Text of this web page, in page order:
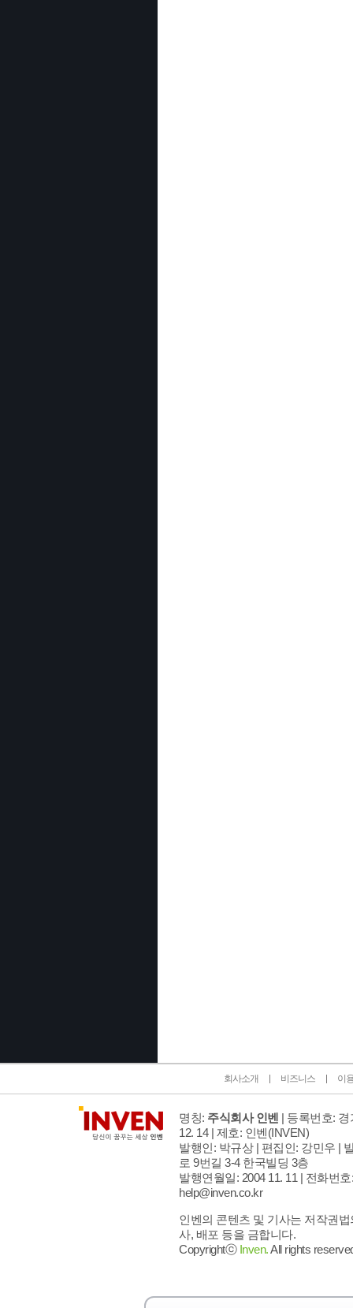
회사소개 비즈니스 이
명칭: 주식회사 인벤 | 등록번호:
12. 14 | 제호: 인벤(INVEN)
발행인: 박규상 | 편집인: 강민우 |
로 9번길 3-4 한국빌딩 3층
발행연월일: 2004 11. 11 | 전화번호
help@inven.co.kr
인벤의 콘텐츠 및 기사는 저작권
사, 배포 등을 금합니다.
Copyrightⓒ Inven.All rights